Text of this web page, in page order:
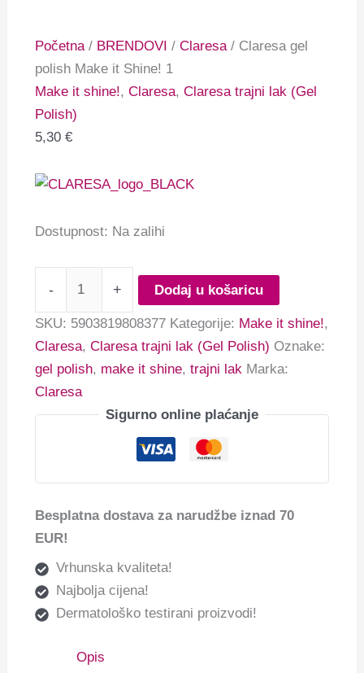
Početna / BRENDOVI /Claresa / Claresa gel
polish Make it Shine! 1
Make it shine!,Claresa,Claresa trajni lak (Gel
Polish)
5,30€
Dostupnost: Na zalihi
- + Dodaj u košaricu
SKU: 5903819808377 Kategorije: Make it shine!,
Claresa,Claresa trajni lak (Gel Polish) Oznake:
gel polish, make it shine,trajni lak Marka:
Claresa
Sigurno online plaćanje
Besplatna dostava za narudžbe iznad 70
EUR!
Vrhunska kvaliteta!
Najbolja cijena!
Dermatološko testirani proizvodi!
Opis